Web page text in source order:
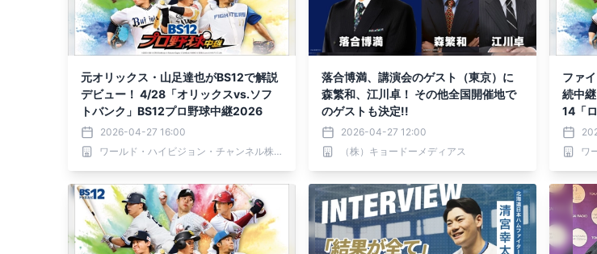
元オリックス・山足達也がBS12で解説
デビュー！ 4/28「オリックスvs.ソフ
トバンク」BS12プロ野球中継2026
2026-04-27 16:00
ワールド・ハイビジョン・チャンネル株式会社
落合博満、講演会のゲスト（東京）に
森繁和、江川卓！ その他全国開催地で
のゲストも決定!!
2026-04-27 12:00
（株）キョードーメディアス
ファ
続中
14「
球中